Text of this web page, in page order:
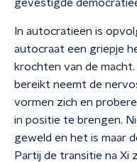
gevestigde
In autocratieën is
autocraat een griepje
krochten van de
bereikt neemt de
vormen zich en
in positie te brengen.
geweld en het is maar
Partij de transitie na Xi